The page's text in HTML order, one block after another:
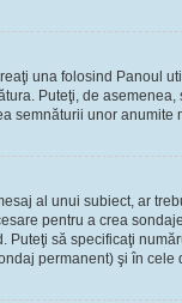
una folosind Panoul
Puteţi, de
semnăturii unor
al unui subiect, ar
pentru a crea
să specificaţi
permanent) şi în